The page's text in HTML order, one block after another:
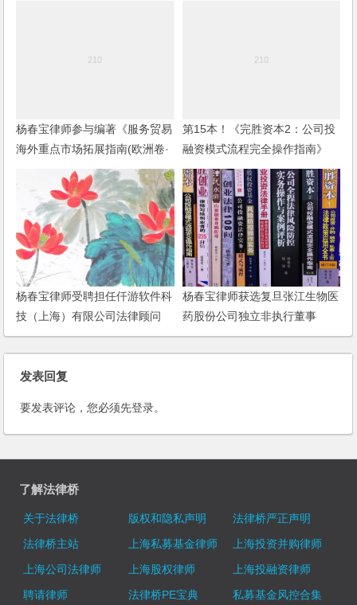
杨春宝律师参与编著《服务贸易
海外重点市场拓展指南(欧洲卷·
第15本！《完胜资本2：公司投
融资模式流程完全操作指南》
（第四版）出版
杨春宝律师受聘担任仟游软件科
技（上海）有限公司法律顾问
杨春宝律师获选复旦张江生物医
药股份公司独立非执行董事
发表回复
要发表评论，您必须先登录。
了解法律桥
关于法律桥 版权和隐私声明
法律桥严正声明
法律桥主站
上海私募基金律师
上海投资并购律师
上海公司法律师
上海股权律师
上海投融资律师
聘请律师
法律桥PE宝典
私募基金风控合集